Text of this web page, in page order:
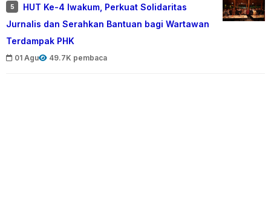
5
HUT Ke-4 Iwakum, Perkuat Solidaritas
Jurnalis dan Serahkan Bantuan bagi Wartawan
Terdampak PHK
01 Agu 49.7K pembaca